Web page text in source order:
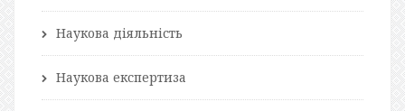
Наукова діяльність
Наукова експертиза